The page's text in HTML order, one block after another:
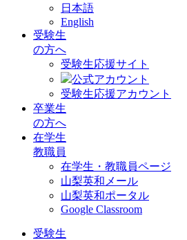
日本語
English
受験生
の方へ
受験生応援サイト
公式アカウント
受験生応援アカウント
卒業生
の方へ
在学生
教職員
在学生・教職員ページ
山梨英和メール
山梨英和ポータル
Google Classroom
受験生